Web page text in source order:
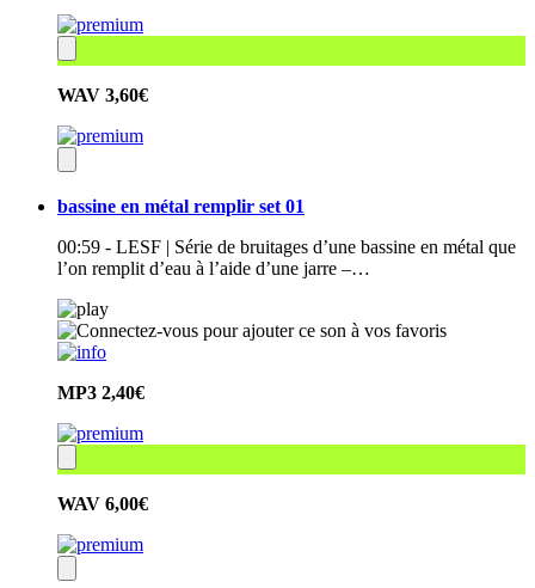
WAV 3,60€
bassine en métal remplir set 01
00:59 - LESF | Série de bruitages d’une bassine en métal que
l’on remplit d’eau à l’aide d’une jarre –…
MP3 2,40€
WAV 6,00€